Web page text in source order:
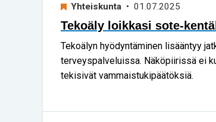
Yhteiskunta • 01.07.2025
Tekoäly loikkasi sote-
Tekoälyn hyödyntäminen lisääntyy
terveyspalveluissa. Näköpiirissä ei
tekisivät vammaistukipäätöksiä.